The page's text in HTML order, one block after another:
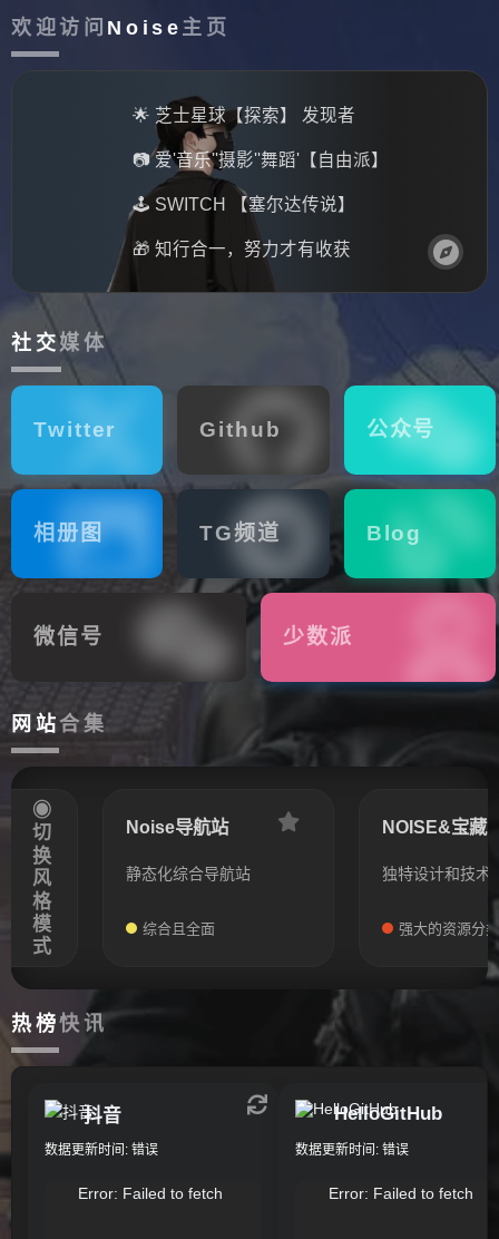
欢迎访问 Noise 主页
🌟 芝士星球【探索】 发现者
📷 爱'音乐''摄影''舞蹈' 【自由派】
🕹️ SWITCH 【塞尔达传说】
🎁 知行合一，努力才有收获
社交媒体
Twitter Github 公众号
相册图
册
TG频道 Blog
微信号 少数派
网站合集
◉切换风格模式 Noise导航站
静态化综合导航站
综合且全面
NOISE&宝藏
独特设计和技术
强大的资源分
热榜快讯
抖音
数据更新时间: 错误
Error: Failed to fetch
HelloGitHub
数据更新时间: 错误
Error: Failed to fetch